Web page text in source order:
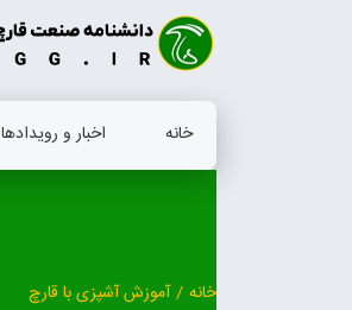
خانه اخبار و رویدادها
خانه / آموزش آشپزی با قارچ